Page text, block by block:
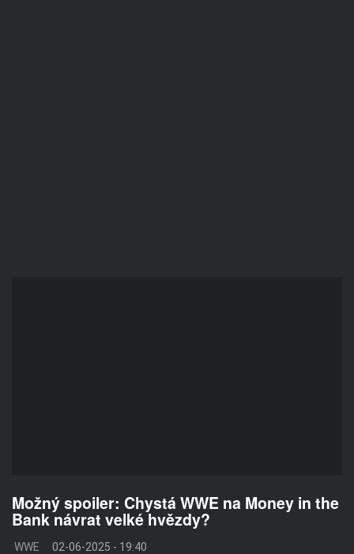
Možný spoiler: Chystá WWE na Money in the
Bank návrat velké hvězdy?
WWE 02-06-2025 - 19:40